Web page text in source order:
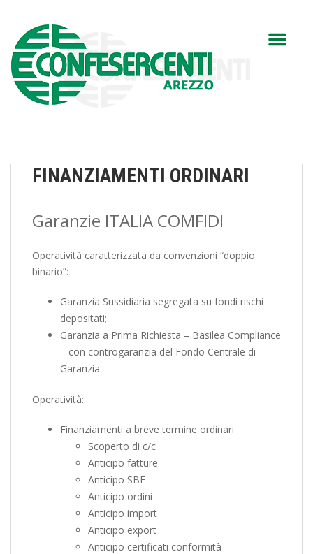
FINANZIAMENTI ORDINARI
Garanzie ITALIA COMFIDI
Operatività caratterizzata da convenzioni “doppio
binario”:
Garanzia Sussidiaria segregata su fondi rischi
depositati;
Garanzia a Prima Richiesta – Basilea Compliance
– con controgaranzia del Fondo Centrale di
Garanzia
Operatività:
Finanziamenti a breve termine ordinari
Scoperto di c/c
Anticipo fatture
Anticipo SBF
Anticipo ordini
Anticipo import
Anticipo export
Anticipo certificati conformità